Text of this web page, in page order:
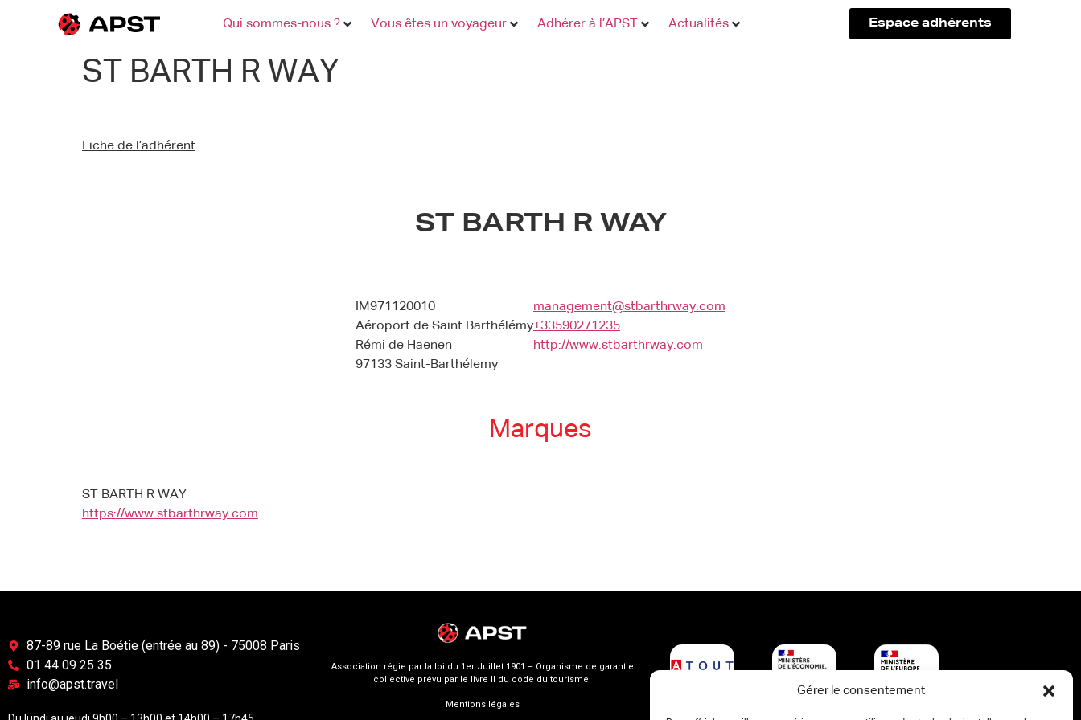
Gérer le consentement
Qui sommes-nous ? Vous êtes un voyageur Adhérer à l’APST Actualités Espace adhérents
ST BARTH R WAY
Fiche de l’adhérent
ST BARTH R WAY
IM971120010
Aéroport de Saint Barthélémy
Rémi de Haenen
97133 Saint-Barthélemy
management@stbarthrway.com
+33590271235
http://www.stbarthrway.com
Marques
ST BARTH R WAY
https://www.stbarthrway.com
87-89 rue La Boétie (entrée au 89) - 75008 Paris
01 44 09 25 35
info@apst.travel
Association régie par la loi du 1er Juillet 1901 – Organisme de garantie
collective prévu par le livre II du code du tourisme
Mentions légales